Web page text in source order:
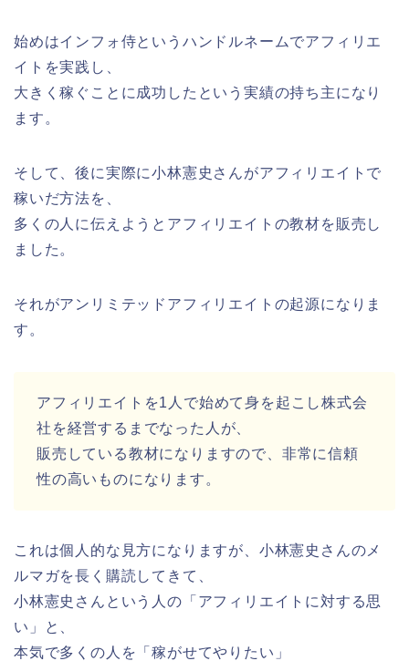
始めはインフォ侍というハンドルネームでアフィリエ
イトを実践し、
大きく稼ぐことに成功したという実績の持ち主になり
ます。
そして、後に実際に小林憲史さんがアフィリエイトで
稼いだ方法を、
多くの人に伝えようとアフィリエイトの教材を販売し
ました。
それがアンリミテッドアフィリエイトの起源になりま
す。
アフィリエイトを1人で始めて身を起こし株式会
社を経営するまでなった人が、
販売している教材になりますので、非常に信頼
性の高いものになります。
これは個人的な見方になりますが、小林憲史さんのメ
ルマガを長く購読してきて、
小林憲史さんという人の「アフィリエイトに対する思
い」と、
本気で多くの人を「稼がせてやりたい」